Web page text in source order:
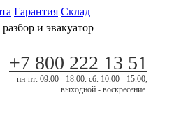
Гарантия Склад
и эвакуатор
+7 800 222 13 51
пн-пт: 09.00 - 18.00. сб. 10.00 - 15.00,
выходной - воскресение.